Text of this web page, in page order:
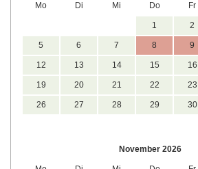
Mo Di Mi Do Fr
1 2
5 6 7 8 9
12 13 14 15 16
19 20 21 22 23
26 27 28 29 30
November 2026